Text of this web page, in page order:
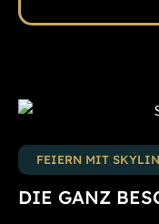
FEIERN MIT
DIE GANZ